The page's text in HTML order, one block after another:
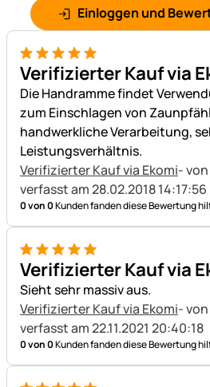
Einloggen und
5 von 5
Verifizierter Kauf via
Die Handramme findet
zum Einschlagen von
handwerkliche Verarbeitung,
Leistungsverhältnis.
Verifizierter Kauf via Ekomi-
verfasst am 28.02.2018 14:17:56
0 von 0Kunden fanden diese Bewertung
5 von 5
Verifizierter Kauf via
Sieht sehr massiv aus.
Verifizierter Kauf via Ekomi-
verfasst am 22.11.2021 20:40:18
0 von 0Kunden fanden diese Bewertung